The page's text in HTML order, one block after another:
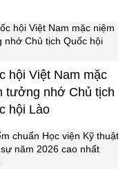
hội Việt Nam mặc
tưởng nhớ Chủ tịch
hội Lào